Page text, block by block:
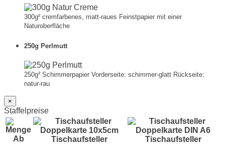
300g² cremfarbenes, matt-raues Feinstpapier mit einer
Naturoberfläche
250g Perlmutt
250g² Schimmerpapier Vorderseite: schimmer-glatt Rückseite:
natur-rau
×
Staffelpreise
Ab
Tischaufsteller
Tischaufsteller